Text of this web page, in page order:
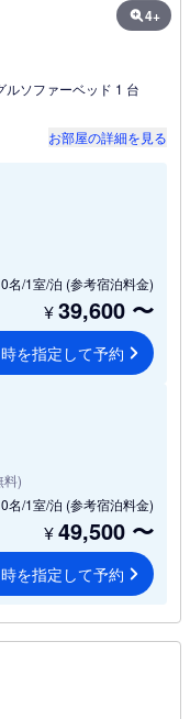
4+
ルソファーベッド 1 台
お部屋の詳細を見る
名/1室/泊 (参考宿泊料金)
¥39,600 〜
を指定して予約
料)
名/1室/泊 (参考宿泊料金)
¥49,500 〜
を指定して予約